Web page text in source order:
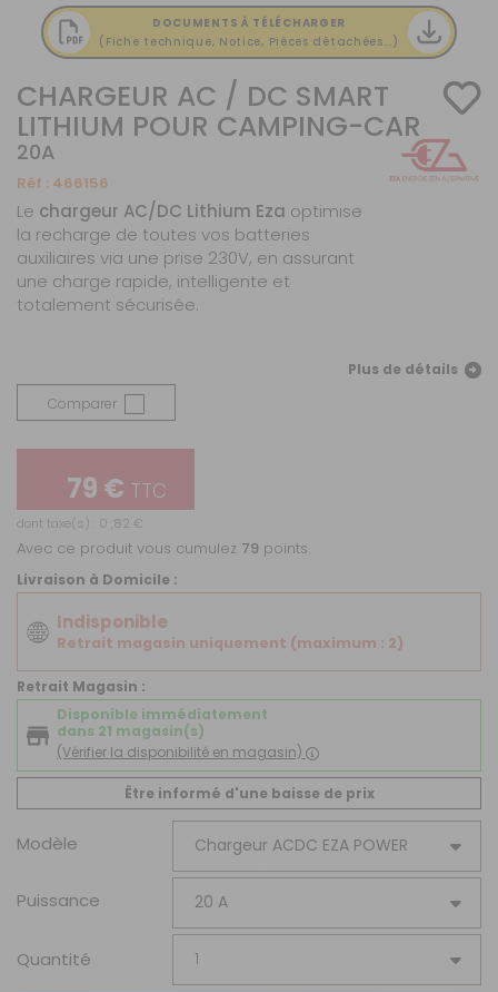
DOCUMENTS À TÉLÉCHARGER
(Fiche technique, Notice, Pièces détachées...)
CHARGEUR AC / DC SMART
LITHIUM POUR CAMPING-CAR
20A
Réf : 466156
Le chargeur AC/DC Lithium Eza optimise
la recharge de toutes vos batteries
auxiliaires via une prise 230V, en assurant
une charge rapide, intelligente et
totalement sécurisée.
Plus de détails
Comparer
79 € TTC
dont taxe(s) : 0 ,82 €
Avec ce produit vous cumulez 79 points.
Livraison à Domicile :
Indisponible
Retrait magasin uniquement (maximum : 2)
Retrait Magasin :
Disponible immédiatement
dans 21 magasin(s)
(Vérifier la disponibilité en magasin)
Être informé d'une baisse de prix
Modèle
Puissance
Quantité